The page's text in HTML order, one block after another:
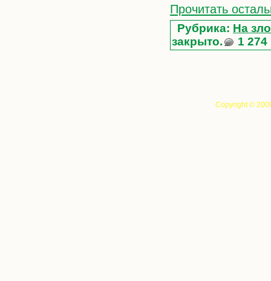
Прочитать
Рубрика: На
закрыто.
1
Copyright ©